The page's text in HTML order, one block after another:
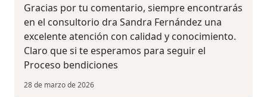
Gracias por tu comentario, siempre encontrarás
en el consultorio dra Sandra Fernández una
excelente atención con calidad y conocimiento.
Claro que si te esperamos para seguir el
Proceso bendiciones
28 de marzo de 2026